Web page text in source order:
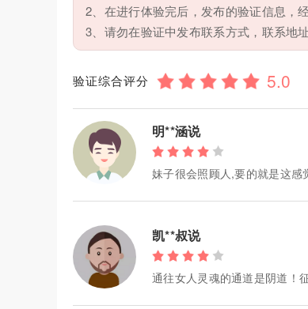
2、在进行体验完后，发布的验证信息，
3、请勿在验证中发布联系方式，联系地
验证综合评分
明**涵说
妹子很会照顾人,要的就是这感
凯**叔说
通往女人灵魂的通道是阴道！